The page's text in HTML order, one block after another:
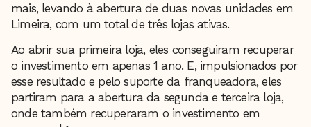
mais, levando à abertura de duas novas unidades em
Limeira, com um total de três lojas ativas.
Ao abrir sua primeira loja, eles conseguiram recuperar
o investimento em apenas 1 ano. E, impulsionados por
esse resultado e pelo suporte da franqueadora, eles
partiram para a abertura da segunda e terceira loja,
onde também recuperaram o investimento em